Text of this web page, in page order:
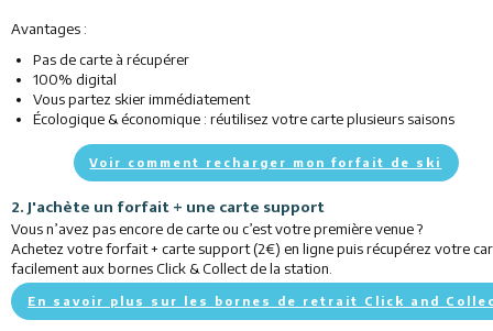
Avantages :
Pas de carte à récupérer
100% digital
Vous partez skier immédiatement
Écologique & économique : réutilisez votre carte plusieurs saisons
Voir comment recharger mon forfait de ski
2. J'achète un forfait + une carte support
Vous n’avez pas encore de carte ou c’est votre première venue ?
Achetez votre forfait + carte support (2€) en ligne puis récupérez votre
facilement aux bornes Click & Collect de la station.
En savoir plus sur les bornes de retrait Click and